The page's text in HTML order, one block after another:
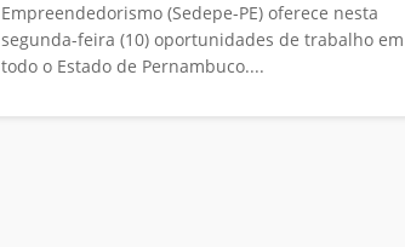
Empreendedorismo (Sedepe-PE) oferece nesta
segunda-feira (10) oportunidades de trabalho em
todo o Estado de Pernambuco....